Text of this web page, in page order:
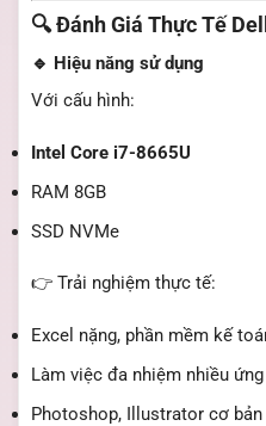
🔍 Đánh Giá Thực Tế
🔹 Hiệu năng sử dụng
Với cấu hình:
Intel Core i7-8665U
RAM 8GB
SSD NVMe
👉 Trải nghiệm thực tế:
Excel nặng, phần mềm kế
Làm việc đa nhiệm nhiều
Photoshop, Illustrator cơ bản